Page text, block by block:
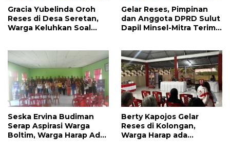
Gracia Yubelinda Oroh
Reses di Desa Seretan,
Warga Keluhkan Soal
Gelar Reses, Pimpinan
dan Anggota DPRD Sulut
Dapil Minsel-Mitra Terima
Seska Ervina Budiman
Serap Aspirasi Warga
Boltim, Warga Harap Ada
Berty Kapojos Gelar
Reses di Kolongan,
Warga Harap ada